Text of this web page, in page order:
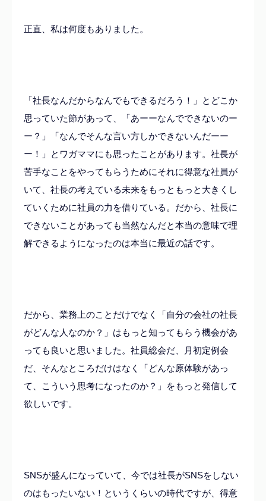
正直、私は何度もありました。
「社長なんだからなんでもできるだろう！」とどこか
思っていた節があって、「あーーなんでできないのー
ー？」「なんでそんな言い方しかできないんだーー
ー！」とワガママにも思ったことがあります。 社長が
苦手なことをやってもらうためにそれに得意な社員が
いて、社長の考えている未来をもっともっと大きくし
ていくために社員の力を借りている。だから、社長に
できないことがあっても当然なんだと本当の意味で理
解できるようになったのは本当に最近の話です。
だから、業務上のことだけでなく「自分の会社の社長
がどんな人なのか？」はもっと知ってもらう機会があ
っても良いと思いました。社員総会だ、月初定例会
だ、そんなところだけはなく「どんな原体験があっ
て、こういう思考になったのか？」をもっと発信して
欲しいです。
SNSが盛んになっていて、今では社長がSNSをしない
のはもったいない！というくらいの時代ですが、得意